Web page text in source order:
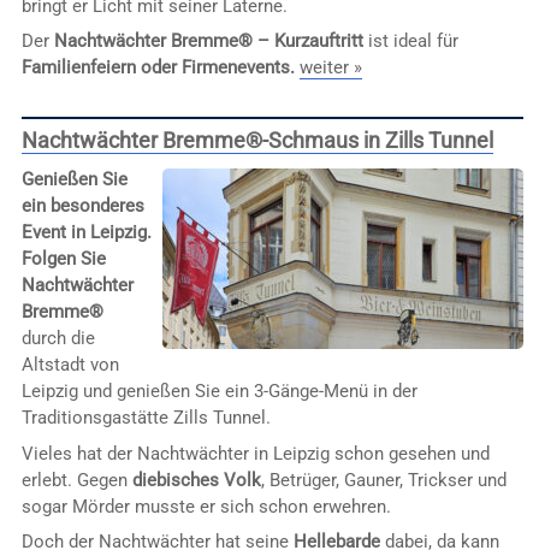
bringt er Licht mit seiner Laterne.
Der Nachtwächter Bremme® – Kurzauftrittist ideal für
Familienfeiern oder Firmenevents. weiter »
Nachtwächter Bremme®-Schmaus in Zills Tunnel
Genießen Sie
ein besonderes
Event in Leipzig.
Folgen Sie
Nachtwächter
Bremme®
durch die
Altstadt von
Leipzig und genießen Sie ein 3-Gänge-Menü in der
Traditionsgastätte Zills Tunnel.
Vieles hat der Nachtwächter in Leipzig schon gesehen und
erlebt. Gegen diebisches Volk, Betrüger, Gauner, Trickser und
sogar Mörder musste er sich schon erwehren.
Doch der Nachtwächter hat seine Hellebardedabei, da kann